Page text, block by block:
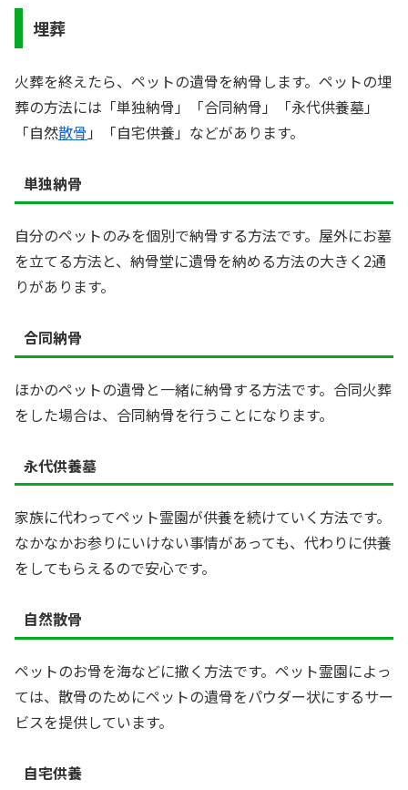
埋葬
火葬を終えたら、ペットの遺骨を納骨します。ペットの埋
葬の方法には「単独納骨」「合同納骨」「永代供養墓」
「自然散骨 」「自宅供養」などがあります。
単独納骨
自分のペットのみを個別で納骨する方法です。屋外にお墓
を立てる方法と、納骨堂に遺骨を納める方法の大きく2通
りがあります。
合同納骨
ほかのペットの遺骨と一緒に納骨する方法です。合同火葬
をした場合は、合同納骨を行うことになります。
永代供養墓
家族に代わってペット霊園が供養を続けていく方法です。
なかなかお参りにいけない事情があっても、代わりに供養
をしてもらえるので安心です。
自然散骨
ペットのお骨を海などに撒く方法です。ペット霊園によっ
ては、散骨のためにペットの遺骨をパウダー状にするサー
ビスを提供しています。
自宅供養